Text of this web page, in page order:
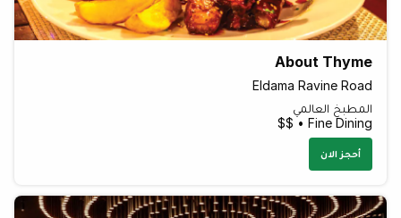
About Thyme
Eldama Ravine Road
المطبخ العالمي
Fine Dining • $$
أحجز الان